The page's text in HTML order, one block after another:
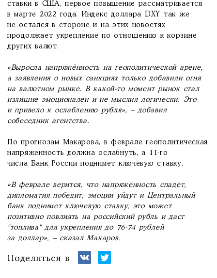
ставки в США, первое повышение рассматривается
в марте 2022 года. Индекс доллара DXY так же
не остался в стороне и на этих новостях
продолжает укрепление по отношению к корзине
других валют.
«Выросла напряжённость на геополитической арене,
а заявления о новых санкциях только добавили огня
на валютном рынке. В какой-то момент рынок стал
излишне эмоционален и не мыслил логически.
Это
и привело к ослаблению рубля», – добавил
собеседник агентства.
По прогнозам Макарова, в феврале геополитическая
напряженность должна ослабнуть, а 11-го
числа Банк России поднимет ключевую ставку.
«В феврале верится, что напряжённость спадёт,
дипломатия победит, эмоции уйдут и Центральный
банк поднимет ключевую ставку, это может
позитивно повлиять на российский рубль и даст
"топлива" для укрепления до 76-74 рублей
за доллар», – сказал Макаров.
Поделиться в